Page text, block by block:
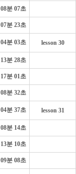
08분 07초
07분 23초
04분 03초 lesson 30
13분 28초
17분 01초
08분 32초
04분 37초 lesson 31
08분 14초
13분 10초
09분 08초